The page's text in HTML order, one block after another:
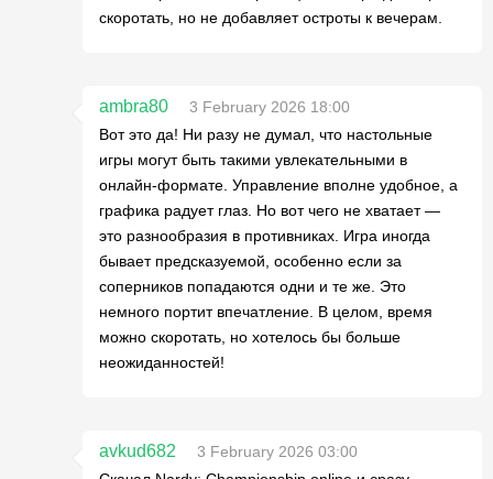
скоротать, но не добавляет остроты к вечерам.
ambra80
3 February 2026 18:00
Вот это да! Ни разу не думал, что настольные
игры могут быть такими увлекательными в
онлайн-формате. Управление вполне удобное, а
графика радует глаз. Но вот чего не хватает —
это разнообразия в противниках. Игра иногда
бывает предсказуемой, особенно если за
соперников попадаются одни и те же. Это
немного портит впечатление. В целом, время
можно скоротать, но хотелось бы больше
неожиданностей!
avkud682
3 February 2026 03:00